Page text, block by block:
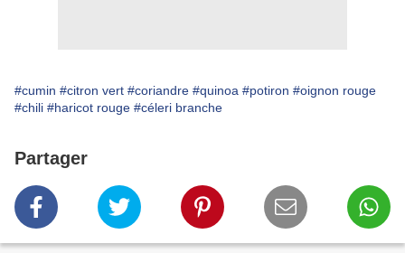
#cumin #citron vert #coriandre #quinoa #potiron #oignon rouge
#chili #haricot rouge #céleri branche
Partager